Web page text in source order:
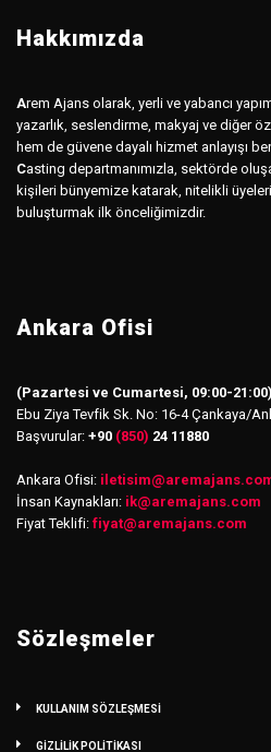
Hakkımızda
Arem Ajans olarak, yerli ve yabancı
yazarlık, seslendirme, makyaj ve diğer
hem de güvene dayalı hizmet anlayışı
Casting departmanımızla, sektörde
kişileri bünyemize katarak, nitelikli
buluşturmak ilk önceliğimizdir.
Ankara Ofisi
(Pazartesi ve Cumartesi, 09:00-21:00)
Ebu Ziya Tevfik Sk. No: 16-4 Çankaya/
Başvurular: +90 (850) 24 11880
Ankara Ofisi: iletisim@
İnsan Kaynakları: ik@aremajans.com
Fiyat Teklifi: fiyat@aremajans.com
Sözleşmeler
KULLANIM SÖZLEŞMESİ
GİZLİLİK POLİTİKASI